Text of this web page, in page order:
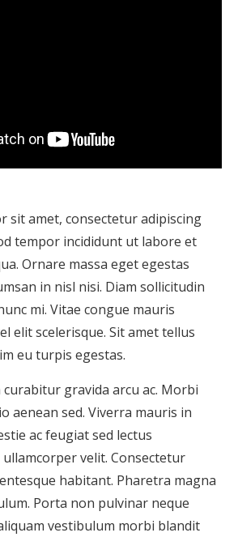
sit amet, consectetur adipiscing
tempor incididunt ut labore et
Ornare massa eget egestas
in nisl nisi. Diam sollicitudin
mi. Vitae congue mauris
elit scelerisque. Sit amet tellus
eu turpis egestas.
gravida arcu ac. Morbi
aenean sed. Viverra mauris in
ac feugiat sed lectus
velit. Consectetur
habitant. Pharetra magna
Porta non pulvinar neque
vestibulum morbi blandit